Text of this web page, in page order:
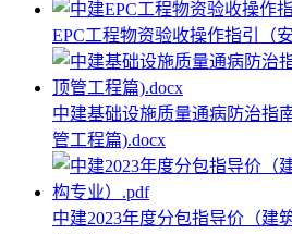
EPC工程物资验收操作指引（
中建基础设施质量通病防治指
管工程篇).docx
中建2023年度分包指导价（建